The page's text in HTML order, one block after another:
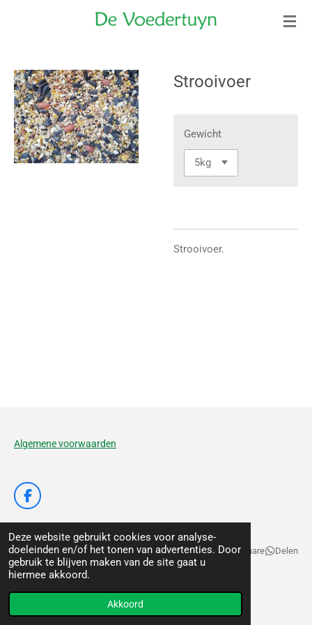
Deze website gebruikt cookies voor analyse-
doeleinden en/of het tonen van advertenties. Door
gebruik te blijven maken van de site gaat u
hiermee akkoord.
Akkoord
de
hoofdinhoud
Strooivoer
Gewicht
Strooivoer.
Algemene voorwaarden
F
a
c
e
b
o
o
k
Delen Deel Share Delen
© 2020 - 2026 De Voedertuyn